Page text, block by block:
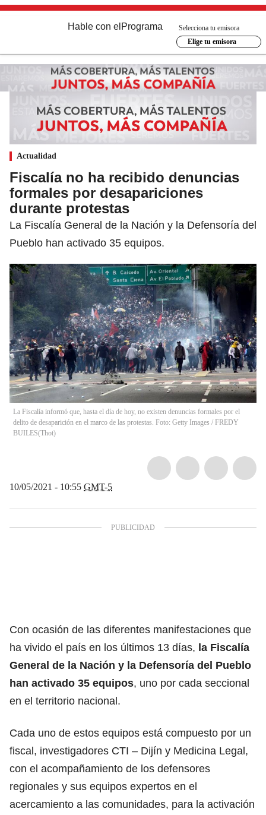
Hable con el Programa
Selecciona tu emisora
Elige tu emisora
Actualidad
Fiscalía no ha recibido denuncias
formales por desapariciones
durante protestas
La Fiscalía General de la Nación y la Defensoría del
Pueblo han activado 35 equipos.
La Fiscalía informó que, hasta el día de hoy, no existen denuncias formales por el
delito de desaparición en el marco de las protestas. Foto: Getty Images / FREDY
BUILES(Thot)
10/05/2021 - 10:55 GMT-5
Con ocasión de las diferentes manifestaciones que
ha vivido el país en los últimos 13 días, la Fiscalía
General de la Nación y la Defensoría del Pueblo
han activado 35 equipos, uno por cada seccional
en el territorio nacional.
Cada uno de estos equipos está compuesto por un
fiscal, investigadores CTI – Dijín y Medicina Legal,
con el acompañamiento de los defensores
regionales y sus equipos expertos en el
acercamiento a las comunidades, para la activación